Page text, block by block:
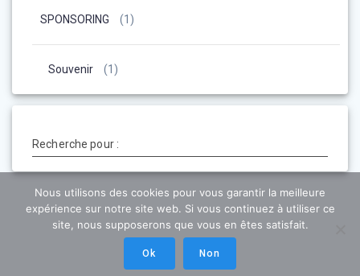
SPONSORING (1)
Souvenir (1)
Recherche pour :
Nous utilisons des cookies pour vous garantir la meilleure
expérience sur notre site web. Si vous continuez à utiliser ce
site, nous supposerons que vous en êtes satisfait.
Ok Non